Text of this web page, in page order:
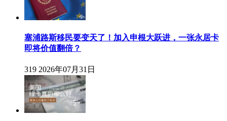
塞浦路斯移民要变天了！加入申根大跃进，一张永居卡
即将价值翻倍？
319 2026年07月31日